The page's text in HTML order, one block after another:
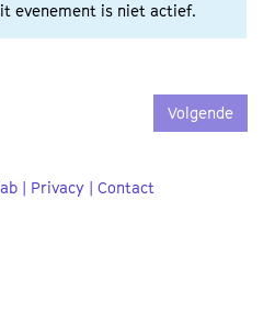
evenement is niet actief.
Volgende
| Privacy | Contact